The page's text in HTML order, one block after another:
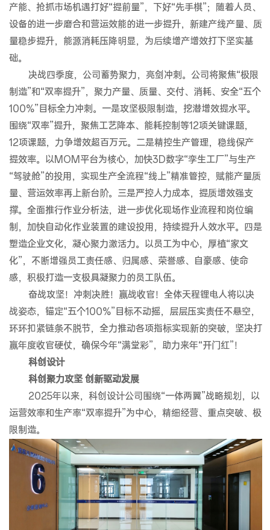
产能、抢抓市场机遇打好“提前量”，下好“先手棋”；随着人员、
设备的进一步磨合和营运效能的进一步提升，新建产线产量、质
量稳步提升，能源消耗压降明显，为后续增产增效打下坚实基
础。
决战四季度，公司蓄势聚力，亮剑冲刺。公司将聚焦“极限
制造”和“双率提升”，聚力产量、质量、交付、消耗、安全“五个
100%”目标全力冲刺。一是攻坚极限制造，挖潜增效提水平。
围绕“双率”提升，聚焦工艺降本、能耗控制等12项关键课题，
12项课题，力争增效超百万元。二是精控生产管理，稳线保产
提效率。以MOM平台为核心，加快3D数字“孪生工厂”与生产
“驾驶舱”的投用，实现生产全流程“线上”精准管控，赋能产量质
量、营运效率再上新台阶。三是严控人力成本，提质增效强支
撑。全面推行作业分析法，进一步优化现场作业流程和岗位编
制，加快自动化作业装置的建设投用，持续提升人效水平。四是
塑造企业文化，凝心聚力激活力。以员工为中心，厚植“家文
化”，不断增强员工责任感、归属感、荣誉感、自豪感、使命
感，积极打造一支极具凝聚力的员工队伍。
奋战攻坚！冲刺决胜！赢战收官！全体天程锂电人将以决
战姿态，锚定“五个100%”目标不动摇，层层压实责任不悬空，
环环扣紧链条不脱节，全力推动各项指标实现新的突破，坚决打
赢年度收官硬仗，确保今年“满堂彩”，助力来年“开门红”！
科创设计
科创聚力攻坚 创新驱动发展
2025年以来，科创设计公司围绕“一体两翼”战略规划，以
运营效率和生产率“双率提升”为中心，精细经营、重点突破、极
限制造。